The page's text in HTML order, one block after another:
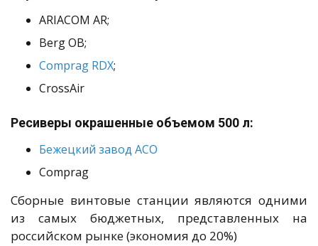
ARIACOM AR;
Berg ОВ;
Comprag RDX;
CrossAir
Ресиверы окрашенные объемом 500 л:
Бежецкий завод АСО
Comprag
Сборные винтовые станции являются одними
из самых бюджетных, представленных на
российском рынке (экономия до 20%)